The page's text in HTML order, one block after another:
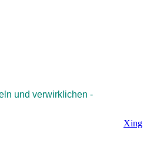
und verwirklichen -
Xing